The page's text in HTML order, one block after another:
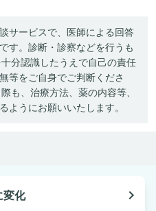
サービスで、医師による回答
す。診断・診察などを行うも
分認識したうえで自己の責任
等をご自身でご判断くださ
も、治療方法、薬の内容等、
ようにお願いいたします。
変化
navigate_next